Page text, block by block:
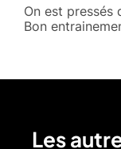
On est pressés
Bon
Les